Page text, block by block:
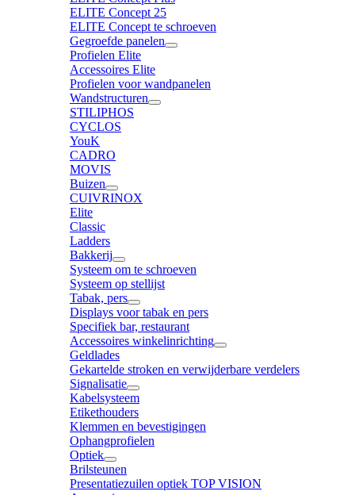
ELITE Concept 25
ELITE Concept te schroeven
Gegroefde panelen
Profielen Elite
Accessoires Elite
Profielen voor wandpanelen
Wandstructuren
STILIPHOS
CYCLOS
YouK
CADRO
MOVIS
Buizen
CUIVRINOX
Elite
Classic
Ladders
Bakkerij
Systeem om te schroeven
Systeem op stellijst
Tabak, pers
Displays voor tabak en pers
Specifiek bar, restaurant
Accessoires winkelinrichting
Geldlades
Gekartelde stroken en verwijderbare verdelers
Signalisatie
Kabelsysteem
Etikethouders
Klemmen en bevestigingen
Ophangprofielen
Optiek
Brilsteunen
Presentatiezuilen optiek TOP VISION